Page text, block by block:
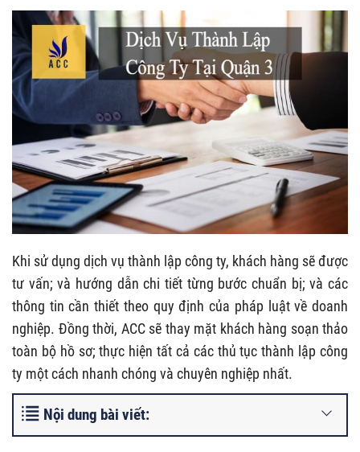
Khi sử dụng dịch vụ thành lập công ty, khách hàng sẽ được
tư vấn; và hướng dẫn chi tiết từng bước chuẩn bị; và các
thông tin cần thiết theo quy định của pháp luật về doanh
nghiệp. Đồng thời, ACC sẽ thay mặt khách hàng soạn thảo
toàn bộ hồ sơ; thực hiện tất cả các thủ tục thành lập công
ty một cách nhanh chóng và chuyên nghiệp nhất.
Nội dung bài viết: